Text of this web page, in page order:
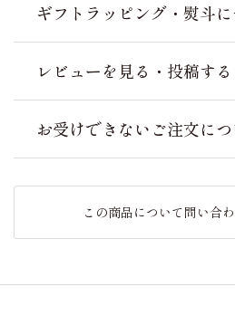
ギフトラッピング・熨斗
レビューを見る・投稿する
お受けできないご注文につ
この商品について問い合